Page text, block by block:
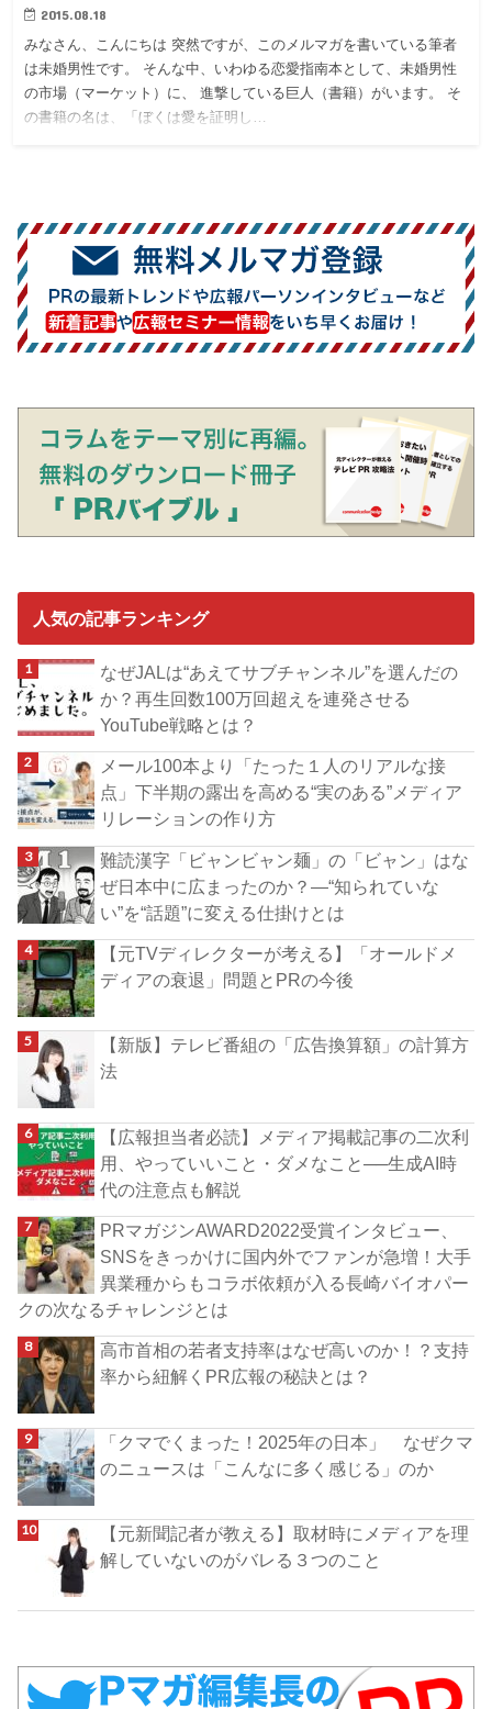
2015.08.18
みなさん、こんにちは 突然ですが、このメルマガを書いている筆者
は未婚男性です。 そんな中、いわゆる恋愛指南本として、未婚男性
の市場（マーケット）に、 進撃している巨人（書籍）がいます。 そ
の書籍の名は、「ぼくは愛を証明し…
人気の記事ランキング
なぜJALは“あえてサブチャンネル”を選んだの
か？再生回数100万回超えを連発させる
YouTube戦略とは？
メール100本より「たった１人のリアルな接
点」下半期の露出を高める“実のある”メディア
リレーションの作り方
難読漢字「ビャンビャン麺」の「ビャン」はな
ぜ日本中に広まったのか？―“知られていな
い”を“話題”に変える仕掛けとは
【元TVディレクターが考える】「オールドメ
ディアの衰退」問題とPRの今後
【新版】テレビ番組の「広告換算額」の計算方
法
【広報担当者必読】メディア掲載記事の二次利
用、やっていいこと・ダメなこと──生成AI時
代の注意点も解説
PRマガジンAWARD2022受賞インタビュー、
SNSをきっかけに国内外でファンが急増！大手
異業種からもコラボ依頼が入る長崎バイオパー
クの次なるチャレンジとは
高市首相の若者支持率はなぜ高いのか！？支持
率から紐解くPR広報の秘訣とは？
「クマでくまった！2025年の日本」 なぜクマ
のニュースは「こんなに多く感じる」のか
【元新聞記者が教える】取材時にメディアを理
解していないのがバレる３つのこと